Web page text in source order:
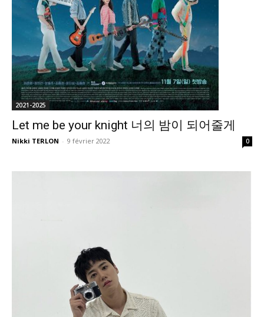
2021-2025
Let me be your knight 너의 밤이 되어줄게
Nikki TERLON - 9 février 2022 0